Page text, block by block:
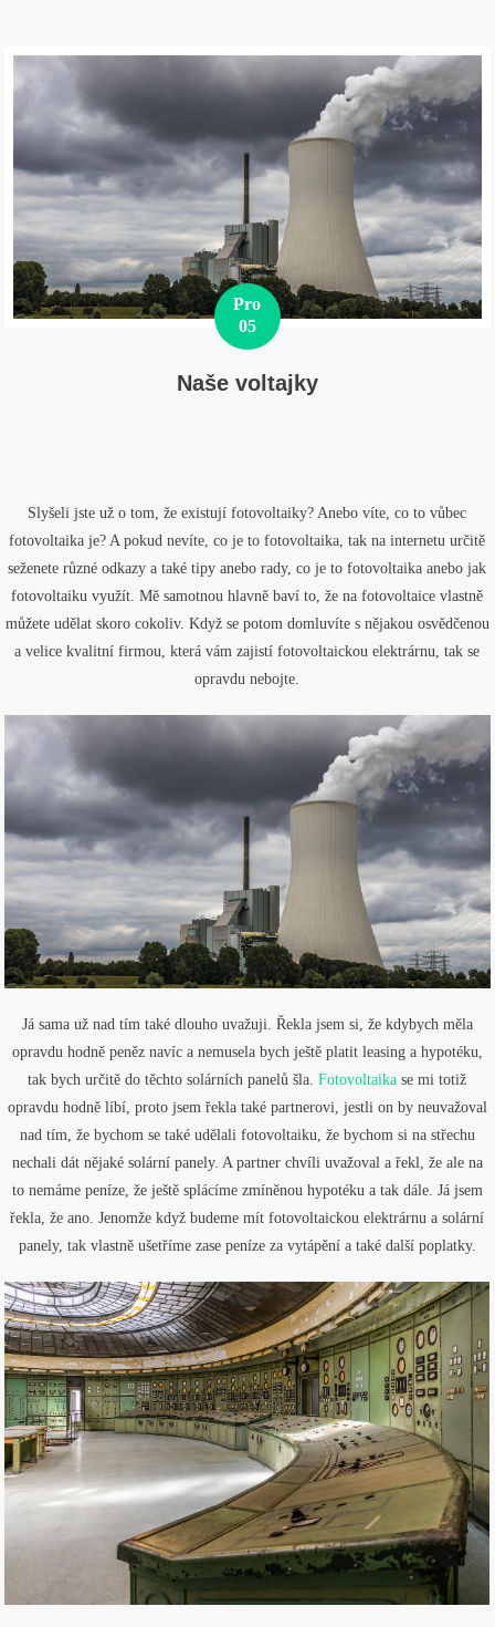
Pro
05
Naše voltajky
Slyšeli jste už o tom, že existují fotovoltaiky? Anebo víte, co to vůbec
fotovoltaika je? A pokud nevíte, co je to fotovoltaika, tak na internetu určitě
seženete různé odkazy a také tipy anebo rady, co je to fotovoltaika anebo jak
fotovoltaiku využít. Mě samotnou hlavně baví to, že na fotovoltaice vlastně
můžete udělat skoro cokoliv. Když se potom domluvíte s nějakou osvědčenou
a velice kvalitní firmou, která vám zajistí fotovoltaickou elektrárnu, tak se
opravdu nebojte.
Já sama už nad tím také dlouho uvažuji. Řekla jsem si, že kdybych měla
opravdu hodně peněz navíc a nemusela bych ještě platit leasing a hypotéku,
tak bych určitě do těchto solárních panelů šla.Fotovoltaika se mi totiž
opravdu hodně líbí, proto jsem řekla také partnerovi, jestli on by neuvažoval
nad tím, že bychom se také udělali fotovoltaiku, že bychom si na střechu
nechali dát nějaké solární panely. A partner chvíli uvažoval a řekl, že ale na
to nemáme peníze, že ještě splácíme zmíněnou hypotéku a tak dále. Já jsem
řekla, že ano. Jenomže když budeme mít fotovoltaickou elektrárnu a solární
panely, tak vlastně ušetříme zase peníze za vytápění a také další poplatky.